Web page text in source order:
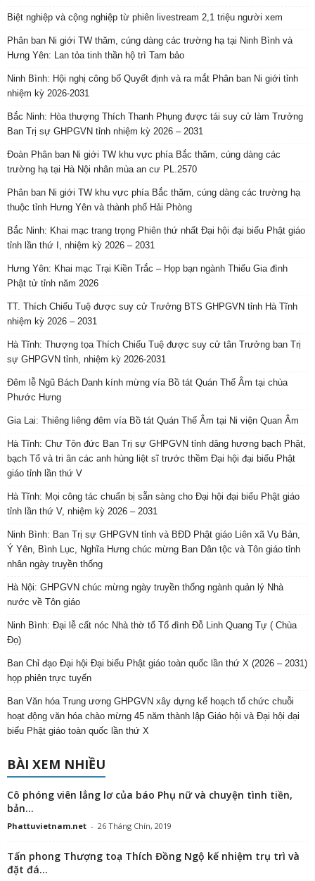
Biệt nghiệp và cộng nghiệp từ phiên livestream 2,1 triệu người xem
Phân ban Ni giới TW thăm, cúng dàng các trường hạ tại Ninh Bình và
Hưng Yên: Lan tỏa tinh thần hộ trì Tam bảo
Ninh Bình: Hội nghị công bố Quyết định và ra mắt Phân ban Ni giới tỉnh
nhiệm kỳ 2026-2031
Bắc Ninh: Hòa thượng Thích Thanh Phụng được tái suy cử làm Trưởng
Ban Trị sự GHPGVN tỉnh nhiệm kỳ 2026 – 2031
Đoàn Phân ban Ni giới TW khu vực phía Bắc thăm, cúng dàng các
trường hạ tại Hà Nội nhân mùa an cư PL.2570
Phân ban Ni giới TW khu vực phía Bắc thăm, cúng dàng các trường hạ
thuộc tỉnh Hưng Yên và thành phố Hải Phòng
Bắc Ninh: Khai mạc trang trọng Phiên thứ nhất Đại hội đại biểu Phật giáo
tỉnh lần thứ I, nhiệm kỳ 2026 – 2031
Hưng Yên: Khai mạc Trại Kiền Trắc – Họp bạn ngành Thiếu Gia đình
Phật tử tỉnh năm 2026
TT. Thích Chiếu Tuệ được suy cử Trưởng BTS GHPGVN tỉnh Hà Tĩnh
nhiệm kỳ 2026 – 2031
Hà Tĩnh: Thượng tọa Thích Chiếu Tuệ được suy cử tân Trưởng ban Trị
sự GHPGVN tỉnh, nhiệm kỳ 2026-2031
Đêm lễ Ngũ Bách Danh kính mừng vía Bồ tát Quán Thế Âm tại chùa
Phước Hưng
Gia Lai: Thiêng liêng đêm vía Bồ tát Quán Thế Âm tại Ni viện Quan Âm
Hà Tĩnh: Chư Tôn đức Ban Trị sự GHPGVN tỉnh dâng hương bạch Phật,
bạch Tổ và tri ân các anh hùng liệt sĩ trước thềm Đại hội đại biểu Phật
giáo tỉnh lần thứ V
Hà Tĩnh: Mọi công tác chuẩn bị sẵn sàng cho Đại hội đại biểu Phật giáo
tỉnh lần thứ V, nhiệm kỳ 2026 – 2031
Ninh Bình: Ban Trị sự GHPGVN tỉnh và BĐD Phật giáo Liên xã Vụ Bản,
Ý Yên, Bình Lục, Nghĩa Hưng chúc mừng Ban Dân tộc và Tôn giáo tỉnh
nhân ngày truyền thống
Hà Nội: GHPGVN chúc mừng ngày truyền thống ngành quản lý Nhà
nước về Tôn giáo
Ninh Bình: Đại lễ cất nóc Nhà thờ tổ Tổ đình Đỗ Linh Quang Tự ( Chùa
Đọ)
Ban Chỉ đạo Đại hội Đại biểu Phật giáo toàn quốc lần thứ X (2026 – 2031)
họp phiên trực tuyến
Ban Văn hóa Trung ương GHPGVN xây dựng kế hoạch tổ chức chuỗi
hoạt động văn hóa chào mừng 45 năm thành lập Giáo hội và Đại hội đại
biểu Phật giáo toàn quốc lần thứ X
BÀI XEM NHIỀU
Cô phóng viên lẳng lơ của báo Phụ nữ và chuyện tình tiền,
bản...
Phattuvietnam.net - 26 Tháng Chín, 2019
Tấn phong Thượng toạ Thích Đồng Ngộ kế nhiệm trụ trì và
đặt đá...